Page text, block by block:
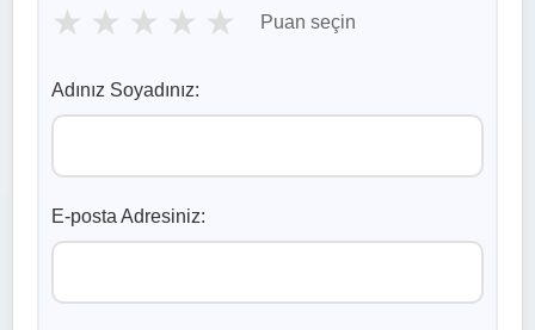
★ ★ ★ ★ ★ Puan seçin
Adınız Soyadınız:
E-posta Adresiniz: